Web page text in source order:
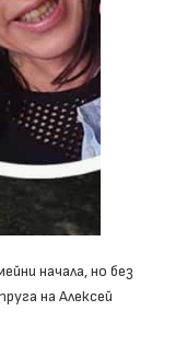
начала, но без
на Алексей